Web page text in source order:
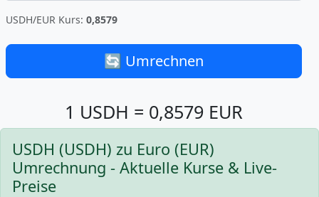
USDH/EUR Kurs: 0,8579
🔄 Umrechnen
1 USDH = 0,8579 EUR
USDH (USDH) zu Euro (EUR)
Umrechnung - Aktuelle Kurse & Live-
Preise